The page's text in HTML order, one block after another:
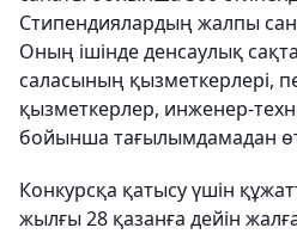
Стипендиялардың жалпы
Оның ішінде денсаулық
саласының қызметкерлері,
қызметкерлер, инженер-
бойынша тағылымдамадан
Конкурсқа қатысу үшін
жылғы 28 қазанға дейін